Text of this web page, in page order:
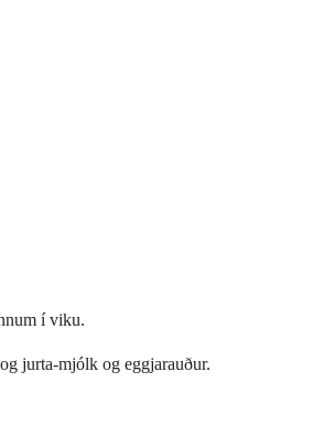
í viku.
jurta-mjólk og eggjarauður.